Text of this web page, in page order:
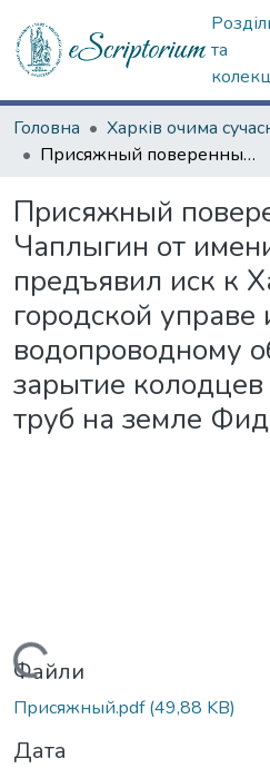
та
Головна Харків очима
Присяжный поверенный Чаплыгин от имени Фидлера предъявил иск к Харьковской городской управе и водопроводному обществу за зарытие колодцев и проложение труб на земле Фидлера
Присяжный
Чаплыгин от
предъявил иск к
городской управе
водопроводному
зарытие
труб на земле
Вантажиться...
Файли
Присяжный.pdf(49,88 KB)
Дата